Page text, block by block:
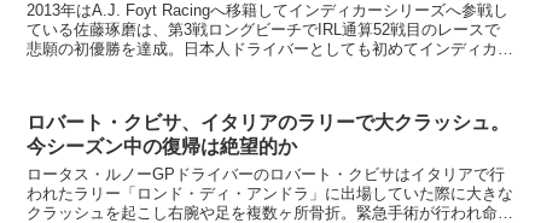
2013年はA.J. Foyt Racingへ移籍してインディカーシリーズへ参戦し
ている佐藤琢磨は、第3戦ロングビーチでIRL通算52戦目のレースで
悲願の初優勝を達成。日本人ドライバーとしても初めてインディカー
ロバート・クビサ、イタリアのラリーで大クラッシュ。
今シーズン中の復帰は絶望的か
ロータス・ルノーGPドライバーのロバート・クビサはイタリアで行
われたラリー「ロンド・ディ・アンドラ」に出場していた際に大きな
クラッシュを起こし右腕や足を複数ヶ所骨折。緊急手術が行われ命に